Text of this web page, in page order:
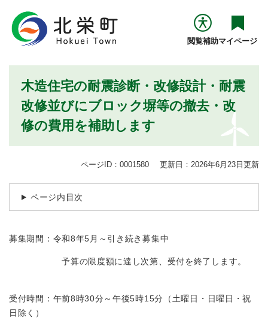
閲覧補助マイページ
木造住宅の耐震診断・改修設計・耐震
改修並びにブロック塀等の撤去・改
修の費用を補助します
ページID：0001580 更新日：2026年6月23日更新
ページ内目次
募集期間：令和8年5月～引き続き募集中
予算の限度額に達し次第、受付を終了します。
受付時間：午前8時30分～午後5時15分（土曜日・日曜日・祝
日除く）